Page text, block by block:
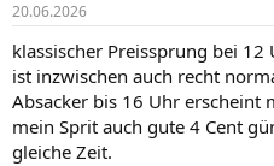
20.06.2026
klassischer Preissprung bei
ist inzwischen auch recht
Absacker bis 16 Uhr
mein Sprit auch gute 4 Cent
gleiche Zeit.